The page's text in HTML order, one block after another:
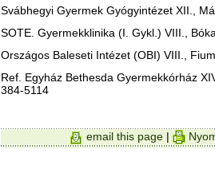
Svábhegyi Gyermek Gyógyintézet XII.,
SOTE. Gyermekklinika (I. Gykl.) VIII.,
Országos Baleseti Intézet (OBI) VIII.,
Ref. Egyház Bethesda Gyermekkórház
384-5114
email this page |